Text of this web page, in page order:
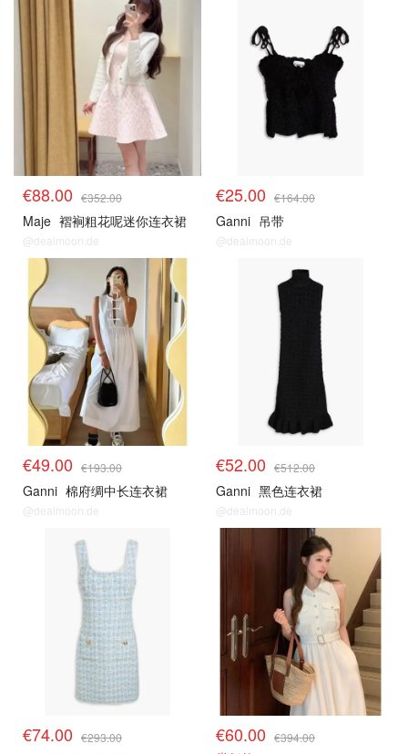
€88.00 €352.00
Maje 褶裥粗花呢迷你连衣裙
@dealmoon.de
€25.00 €164.00
Ganni 吊带
@dealmoon.de
€49.00 €193.00
Ganni 棉府绸中长连衣裙
@dealmoon.de
€52.00 €512.00
Ganni 黑色连衣裙
@dealmoon.de
€74.00 €293.00 €60.00 €394.00